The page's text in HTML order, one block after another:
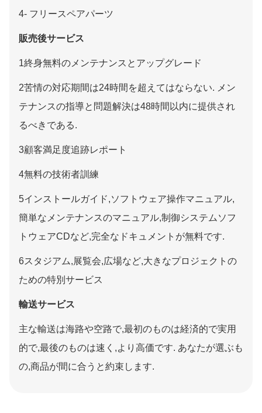
4- フリースペアパーツ
販売後サービス
1終身無料のメンテナンスとアップグレード
2苦情の対応期間は24時間を超えてはならない. メン
テナンスの指導と問題解決は48時間以内に提供され
るべきである.
3顧客満足度追跡レポート
4無料の技術者訓練
5インストールガイド,ソフトウェア操作マニュアル,
簡単なメンテナンスのマニュアル,制御システムソフ
トウェアCDなど,完全なドキュメントが無料です.
6スタジアム,展覧会,広場など,大きなプロジェクトの
ための特別サービス
輸送サービス
主な輸送は海路や空路で,最初のものは経済的で実用
的で,最後のものは速く,より高価です. あなたが選ぶも
の,商品が間に合うと約束します.